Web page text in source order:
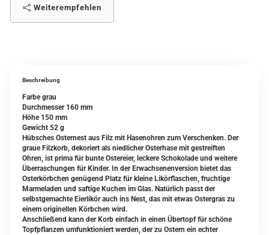
Weiterempfehlen
Beschreibung
Farbe grau
Durchmesser 160 mm
Höhe 150 mm
Gewicht 52 g
Hübsches Osternest aus Filz mit Hasenohren zum Verschenken. Der
graue Filzkorb, dekoriert als niedlicher Osterhase mit gestreiften
Ohren, ist prima für bunte Ostereier, leckere Schokolade und weitere
Überraschungen für Kinder. In der Erwachsenenversion bietet das
Osterkörbchen genügend Platz für kleine Likörflaschen, fruchtige
Marmeladen und saftige Kuchen im Glas. Natürlich passt der
selbstgemachte Eierlikör auch ins Nest, das mit etwas Ostergras zu
einem originellen Körbchen wird.
Anschließend kann der Korb einfach in einen Übertopf für schöne
Topfpflanzen umfunktioniert werden, der zu Ostern ein echter